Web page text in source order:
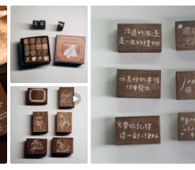
てて保管してください。
てください。